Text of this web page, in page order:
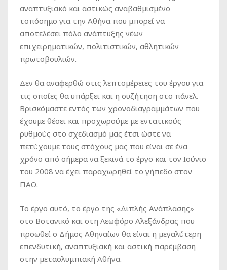
αναπτυξιακό και αστικώς αναβαθμισμένο
τοπόσημο για την Αθήνα που μπορεί να
αποτελέσει πόλο ανάπτυξης νέων
επιχειρηματικών, πολιτιστικών, αθλητικών
πρωτοβουλιών.
Δεν θα αναφερθώ στις λεπτομέρειες του έργου για
τις οποίες θα υπάρξει και η συζήτηση στο πάνελ.
Βρισκόμαστε εντός των χρονοδιαγραμμάτων που
έχουμε θέσει και προχωρούμε με εντατικούς
ρυθμούς στο σχεδιασμό μας έτσι ώστε να
πετύχουμε τους στόχους μας που είναι σε ένα
χρόνο από σήμερα να ξεκινά το έργο και τον Ιούνιο
του 2008 να έχει παραχωρηθεί το γήπεδο στον
ΠΑΟ.
Το έργο αυτό, το έργο της «Διπλής Ανάπλασης»
στο Βοτανικό και στη Λεωφόρο Αλεξάνδρας που
προωθεί ο Δήμος Αθηναίων θα είναι η μεγαλύτερη
επενδυτική, αναπτυξιακή και αστική παρέμβαση
στην μεταολυμπιακή Αθήνα.